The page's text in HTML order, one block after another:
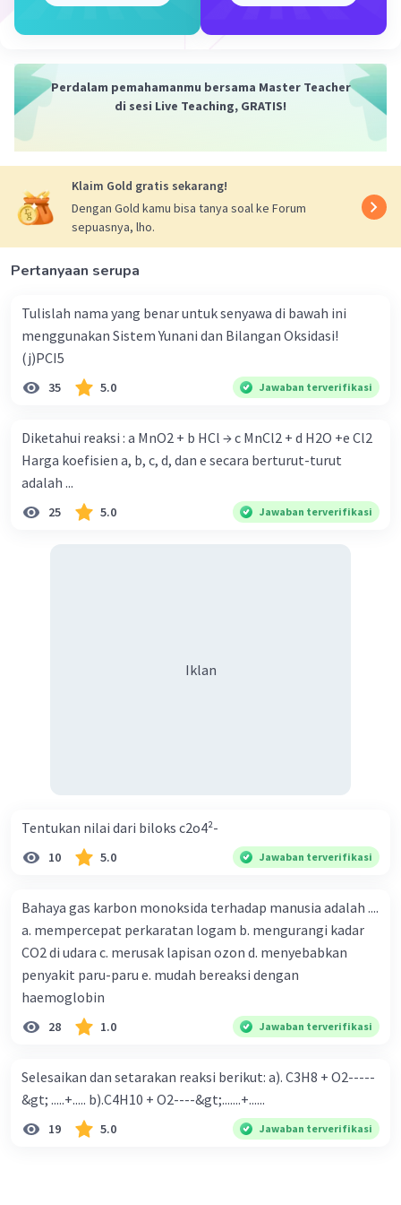
Jadi, nilai K adalah 0,5.
Iklan
Perdalam pemahamanmu bersama Master Teacher
di sesi Live Teaching, GRATIS!
Klaim Gold gratis sekarang!
Dengan Gold kamu bisa tanya soal ke Forum
sepuasnya, lho.
Pertanyaan serupa
Tulislah nama yang benar untuk senyawa di bawah ini
menggunakan Sistem Yunani dan Bilangan Oksidasi!
(j)PCI5
35 5.0 Jawaban terverifikasi
Diketahui reaksi : a MnO2 + b HCl → c MnCl2 + d H2O +e Cl2
Harga koefisien a, b, c, d, dan e secara berturut-turut
adalah ...
25 5.0 Jawaban terverifikasi
Iklan
Tentukan nilai dari biloks c2o4²-
10 5.0 Jawaban terverifikasi
Bahaya gas karbon monoksida terhadap manusia adalah ....
a. mempercepat perkaratan logam b. mengurangi kadar
CO2 di udara c. merusak lapisan ozon d. menyebabkan
penyakit paru-paru e. mudah bereaksi dengan
haemoglobin
28 1.0 Jawaban terverifikasi
Selesaikan dan setarakan reaksi berikut: a). C3H8 + O2-----
&gt; .....+..... b).C4H10 + O2----&gt;.......+......
19 5.0 Jawaban terverifikasi